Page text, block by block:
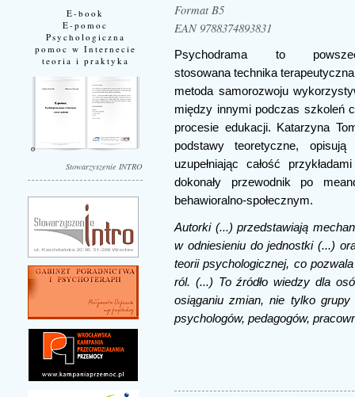
E-book
E-pomoc
Psychologiczna
pomoc w Internecie
teoria i praktyka
Stowarzyszenie INTRO
Format B5
EAN 9788374893831
Psychodrama to
stosowana technika
metoda samorozwoju
między innymi podczas szkoleń
procesie edukacji. Katarzyna
podstawy teoretyczne, opisują
uzupełniając całość
dokonały przewodnik po
behawioralno-społecznym.
Autorki (...) przedstawiają
w odniesieniu do jednostki (...)
teorii psychologicznej, co
ról. (...) To źródło wiedzy dla
osiąganiu zmian, nie tylko
psychologów, pedagogów,